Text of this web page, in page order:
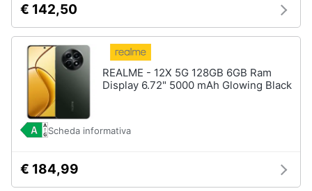
€ 142,50
REALME - 12X 5G 128GB 6GB Ram
Display 6.72" 5000 mAh Glowing Black
Scheda informativa
€ 184,99